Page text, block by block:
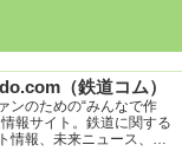
（鉄道コム）
ンのための“みんなで作
情報サイト。鉄道に関する
情報、未来ニュース、車